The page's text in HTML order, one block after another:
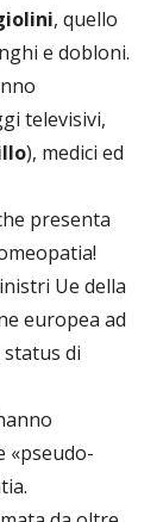
, quello
e dobloni.
televisivi,
), medici ed
presenta
Ue della
europea ad
di
«pseudo-